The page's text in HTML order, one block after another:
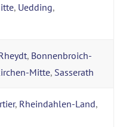
, Uedding,
, Bonnenbroich-
Mitte, Sasserath
, Rheindahlen-Land,